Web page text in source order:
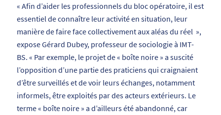
« Afin d’aider les professionnels du bloc opératoire, il est
essentiel de connaître leur activité en situation, leur
manière de faire face collectivement aux aléas du réel »,
expose Gérard Dubey, professeur de sociologie à IMT-
BS. « Par exemple, le projet de « boîte noire » a suscité
l’opposition d’une partie des praticiens qui craignaient
d’être surveillés et de voir leurs échanges, notamment
informels, être exploités par des acteurs extérieurs. Le
terme « boîte noire » a d’ailleurs été abandonné, car